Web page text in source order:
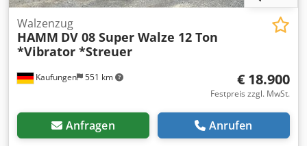
weitere Informationen zu erhalten.
Kaufungen 551 km
Walzenzug
HAMM DV 08 Super Walze 12 Ton
*Vibrator *Streuer
€ 18.900
Festpreis zzgl. MwSt.
Anfragen Anrufen